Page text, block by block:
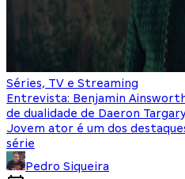
Séries, TV e Streaming
Entrevista: Benjamin
de dualidade de Daeron
Jovem ator é um dos
série
Pedro Siqueira